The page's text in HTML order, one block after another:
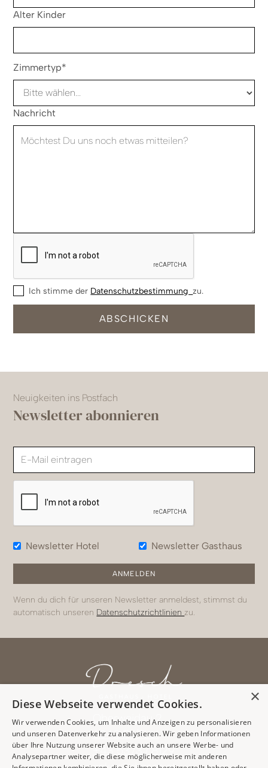
Alter Kinder
Zimmertyp*
Nachricht
Ich stimme der Datenschutzbestimmungzu.
Neuigkeiten ins Postfach
Newsletter abonnieren
Newsletter Hotel Newsletter Gasthaus
Wenn du dich für unseren Newsletter anmeldest, stimmst du
automatisch unseren Datenschutzrichtlinien zu.
Oberweidau 2
6343 Erl/Tirol
+43 5373 / 8129
×
Diese Webseite verwendet Cookies.
Wir verwenden Cookies, um Inhalte und Anzeigen zu personalisieren
und unseren Datenverkehr zu analysieren. Wir geben Informationen
über Ihre Nutzung unserer Website auch an unsere Werbe- und
Analysepartner weiter, die diese möglicherweise mit anderen